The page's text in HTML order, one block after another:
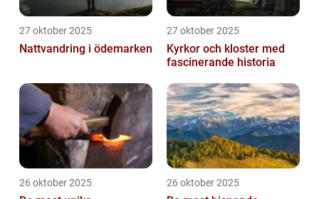
27 oktober 2025
Nattvandring i ödemarken
27 oktober 2025
Kyrkor och kloster med
fascinerande historia
26 oktober 2025 26 oktober 2025